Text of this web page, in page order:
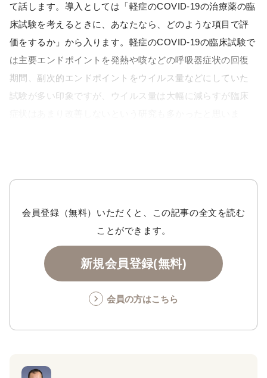
て話します。導入としては「軽症のCOVID-19の治療薬の臨
床試験を考えるときに、あなたなら、どのような項目で評
価をするか」から入ります。軽症のCOVID-19の臨床試験で
は主要エンドポイントを発熱や咳などの呼吸器症状の回復
期間、副次的エンドポイントをウイルス量などにしていた
試験が多い印象ですが、ウイルス量は大幅に減らすが臨床
会員登録（無料）いただくと、この記事の全文を読む
ことができます。
新規会員登録(無料)
会員の方はこちら